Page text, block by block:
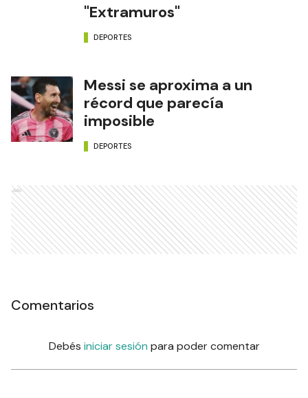
"Extramuros"
DEPORTES
Messi se aproxima a un
récord que parecía
imposible
DEPORTES
Ads
Comentarios
Debés iniciar sesión para poder comentar